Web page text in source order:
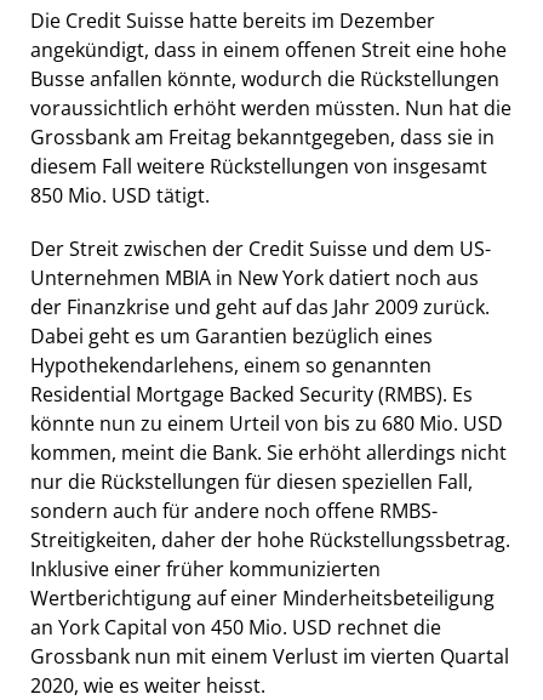
Die Credit Suisse hatte bereits im Dezember
angekündigt, dass in einem offenen Streit eine hohe
Busse anfallen könnte, wodurch die Rückstellungen
voraussichtlich erhöht werden müssten. Nun hat die
Grossbank am Freitag bekanntgegeben, dass sie in
diesem Fall weitere Rückstellungen von insgesamt
850 Mio. USD tätigt.
Der Streit zwischen der Credit Suisse und dem US-
Unternehmen MBIA in New York datiert noch aus
der Finanzkrise und geht auf das Jahr 2009 zurück.
Dabei geht es um Garantien bezüglich eines
Hypothekendarlehens, einem so genannten
Residential Mortgage Backed Security (RMBS). Es
könnte nun zu einem Urteil von bis zu 680 Mio. USD
kommen, meint die Bank. Sie erhöht allerdings nicht
nur die Rückstellungen für diesen speziellen Fall,
sondern auch für andere noch offene RMBS-
Streitigkeiten, daher der hohe Rückstellungssbetrag.
Inklusive einer früher kommunizierten
Wertberichtigung auf einer Minderheitsbeteiligung
an York Capital von 450 Mio. USD rechnet die
Grossbank nun mit einem Verlust im vierten Quartal
2020, wie es weiter heisst.